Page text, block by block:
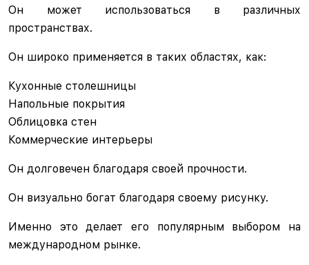
Он может использоваться в различных
пространствах.
Он широко применяется в таких областях, как:
Кухонные столешницы
Напольные покрытия
Облицовка стен
Коммерческие интерьеры
Он долговечен благодаря своей прочности.
Он визуально богат благодаря своему рисунку.
Именно это делает его популярным выбором на
международном рынке.